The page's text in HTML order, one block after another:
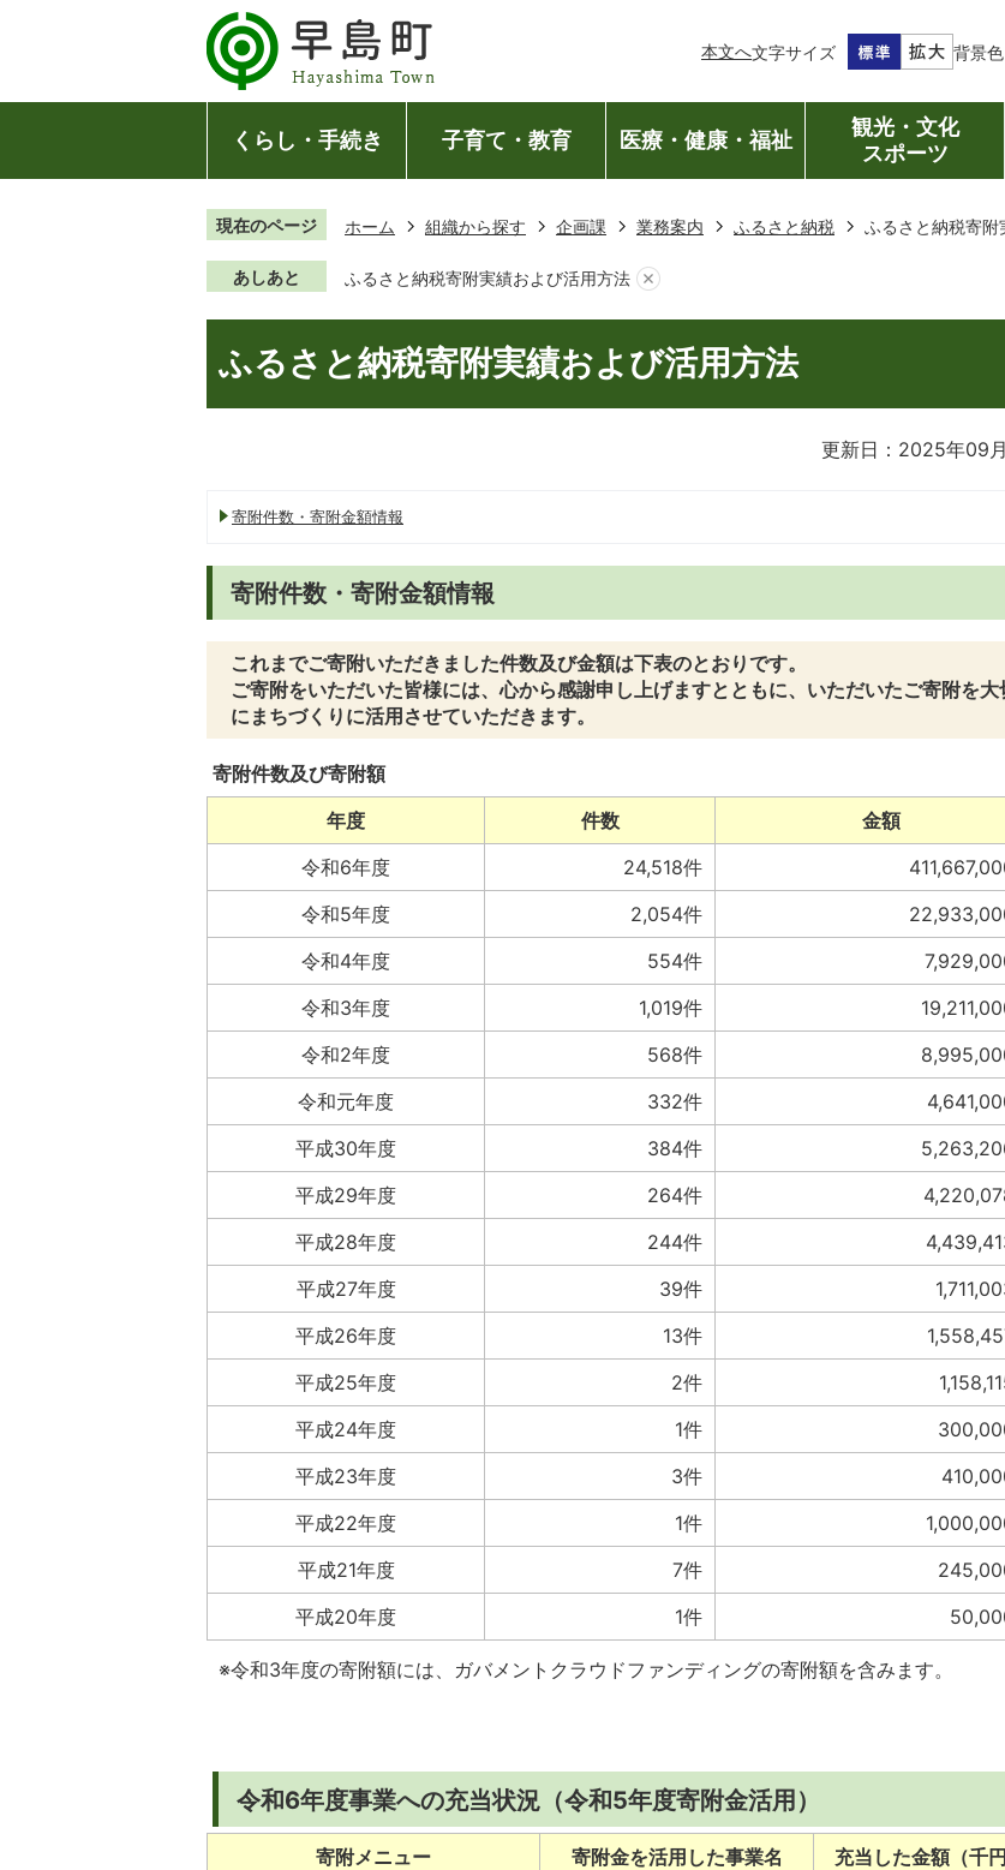
本文へ文字サイズ 背景色
くらし・手続き 子育て・教育 医療・健康・福祉
観光・文化
スポーツ
現在のページ ホーム 組織から探す 企画課 業務案内 ふるさと納税 ふるさと納税寄
あしあと ふるさと納税寄附実績および活用方法
ふるさと納税寄附実績および活用方法
更新日：2025年09
寄附件数・寄附金額情報
寄附件数・寄附金額情報
これまでご寄附いただきました件数及び金額は下表のとおりです。
ご寄附をいただいた皆様には、心から感謝申し上げますとともに、いただいたご寄附を大
にまちづくりに活用させていただきます。
寄附件数及び寄附額
年度
件数
金額
令和6年度
24,518件
令和5年度
2,054件
令和4年度
554件
令和3年度
1,019件
令和2年度
568件
令和元年度
332件
平成30年度
384件
平成29年度
264件
平成28年度
244件
平成27年度
39件
平成26年度
13件
平成25年度
2件
平成24年度
1件
平成23年度
3件
平成22年度
1件
平成21年度
7件
平成20年度
1件
※令和3年度の寄附額には、ガバメントクラウドファンディングの寄附額を含みます。
令和6年度事業への充当状況（令和5年度寄附金活用）
寄附メニュー 寄附金を活用した事業名
充当した金額（千円